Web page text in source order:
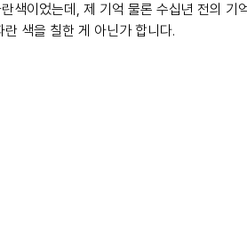
색이었는데, 제 기억 물론 수십년 전의 기
색을 칠한 게 아닌가 합니다.